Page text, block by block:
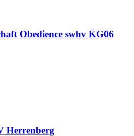
Obedience swhv KG06
Herrenberg